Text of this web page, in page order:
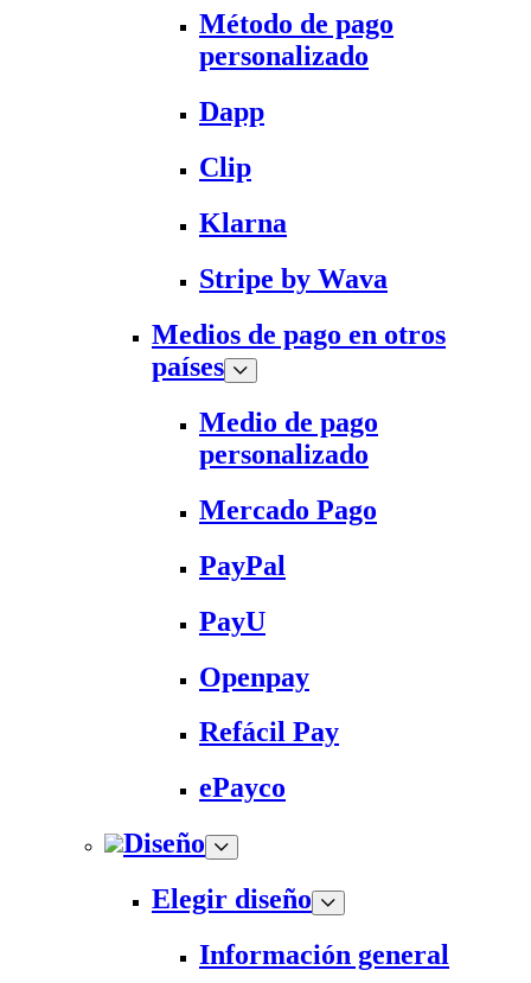
Método de pago
personalizado
Dapp
Clip
Klarna
Stripe by Wava
Medios de pago en otros
países
Medio de pago
personalizado
Mercado Pago
PayPal
PayU
Openpay
Refácil Pay
ePayco
Diseño
Elegir diseño
Información general